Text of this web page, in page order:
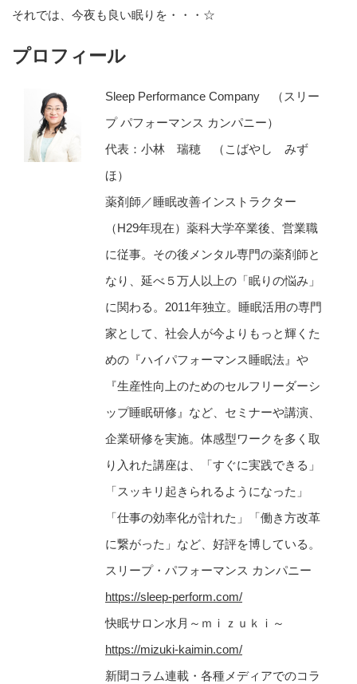
それでは、今夜も良い眠りを・・・☆
プロフィール
Sleep Performance Company （スリー
プ パフォーマンス カンパニー）
代表：小林 瑞穂 （こばやし みず
ほ）
薬剤師／睡眠改善インストラクター
（H29年現在）薬科大学卒業後、営業職
に従事。その後メンタル専門の薬剤師と
なり、延べ５万人以上の「眠りの悩み」
に関わる。2011年独立。睡眠活用の専門
家として、社会人が今よりもっと輝くた
めの『ハイパフォーマンス睡眠法』や
『生産性向上のためのセルフリーダーシ
ップ睡眠研修』など、セミナーや講演、
企業研修を実施。体感型ワークを多く取
り入れた講座は、「すぐに実践できる」
「スッキリ起きられるようになった」
「仕事の効率化が計れた」「働き方改革
に繋がった」など、好評を博している。
スリープ・パフォーマンス カンパニー
https://sleep-perform.com/
快眠サロン水月～ｍｉｚｕｋｉ～
https://mizuki-kaimin.com/
新聞コラム連載・各種メディアでのコラ